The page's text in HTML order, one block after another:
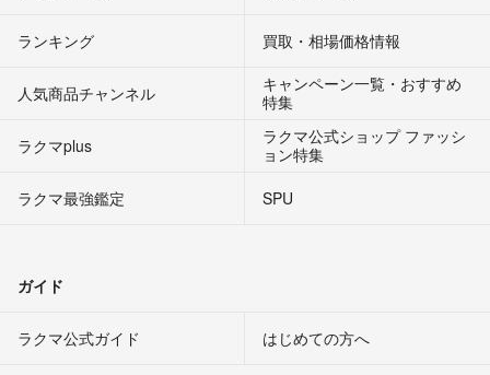
ランキング 買取・相場価格情報
人気商品チャンネル
キャンペーン一覧・おすすめ
特集
ラクマplus
ラクマ公式ショップ ファッシ
ョン特集
ラクマ最強鑑定
SPU
ガイド
ラクマ公式ガイド はじめての方へ